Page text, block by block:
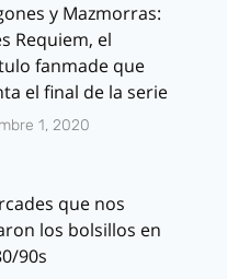
y Mazmorras:
Requiem, el
fanmade que
el final de la serie
1, 2020
que nos
los bolsillos en
90s